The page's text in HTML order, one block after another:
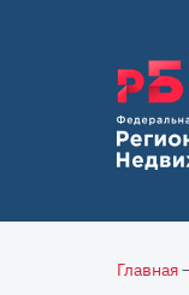
Главная